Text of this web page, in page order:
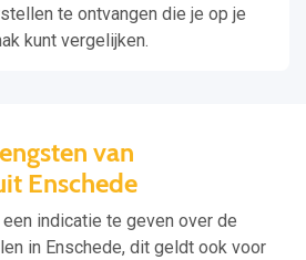
te ontvangen die je op je
kunt vergelijken.
van
Enschede
indicatie te geven over de
in Enschede, dit geldt ook voor